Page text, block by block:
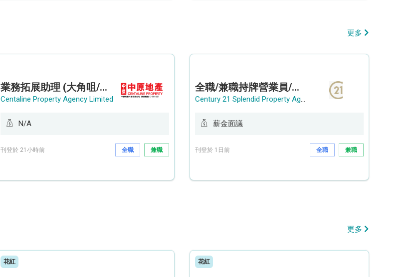
更多
業務拓展助理 (大角咀/荔枝角/九龍塘)
Centaline Property Agency Limited
N/A
刊登於 21小時前 全職 兼職
全職/兼職持牌營業員/持牌地產代理
Century 21 Splendid Property Agency
薪金面議
刊登於 1日前 全職 兼職
更多
花紅 花紅